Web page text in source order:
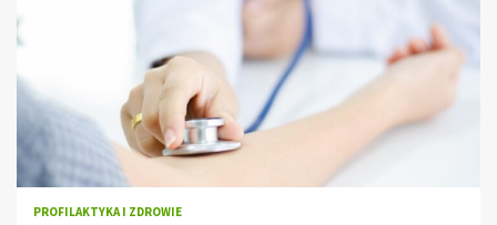
PROFILAKTYKA I ZDROWIE